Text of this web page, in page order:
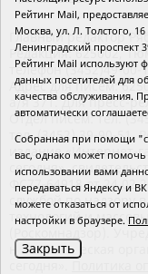
Главный редактор
Редакция: 625002,
телефон (3452)49-00-
Адрес для писем:
а/я 371. Для пресс-
Отдел писем: тел.
тел. (3452) 39-90-51.
издание «Интернет-
сегодня»,
ФС77-64918 от
службой по
технологий и
некоммерческая
Рейтинг Mail,
Москва, ул. Л. Толстого,
Ленинградский проспект
Рейтинг Mail используют
данных посетителей для
качества обслуживания.
автоматически
Собранная при помощи
вас, однако может
использовании вами
передаваться Яндексу и
можете отказаться от
настройки в браузере.
Закрыть